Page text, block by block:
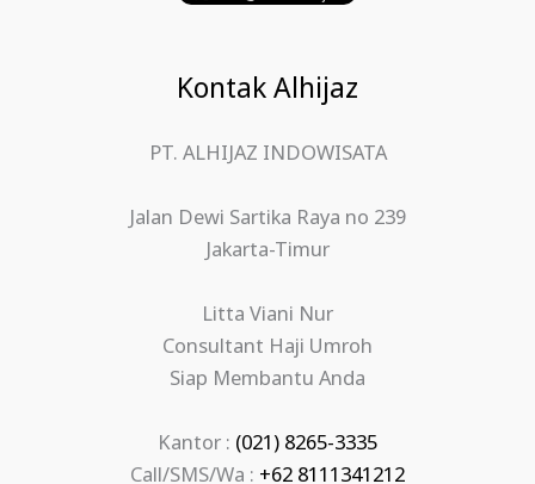
Kontak Alhijaz
PT. ALHIJAZ INDOWISATA
Jalan Dewi Sartika Raya no 239
Jakarta-Timur
Litta Viani Nur
Consultant Haji Umroh
Siap Membantu Anda
Kantor : (021) 8265-3335
Call/SMS/Wa : +62 8111341212